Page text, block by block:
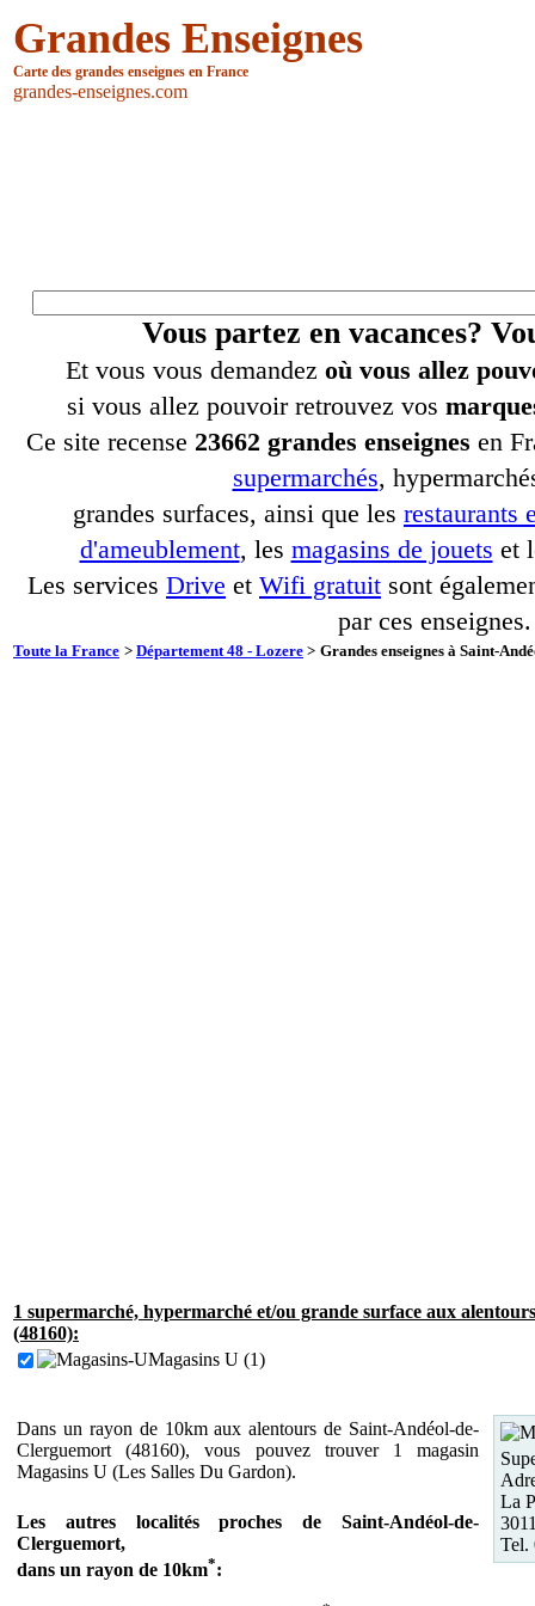
Grandes Enseignes
Carte des grandes enseignes en France
grandes-enseignes.com
Vous partez en vacances?
Et vous vous demandez où vous allez
si vous allez pouvoir retrouvez vos
Ce site recense 23662 grandes enseignes en
supermarchés,
grandes surfaces, ainsi que les restaurants
d'ameublement, les magasins de jouets et
Les services Drive et Wifi gratuit sont
par ces enseignes.
Toute la France > Département 48 - Lozere > Grandes enseignes à Saint-
1 supermarché, hypermarché et/ou grande surface aux
(48160):
Magasins U (1)
Dans un rayon de 10km aux alentours de Saint-Andéol-de-
Clerguemort (48160), vous pouvez trouver 1 magasin
Magasins U (Les Salles Du Gardon).
Les autres localités proches de Saint-Andéol-de-
Clerguemort,
dans un rayon de 10km*:
La
Tel.